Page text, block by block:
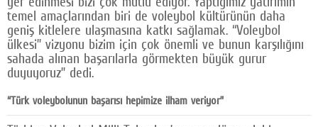
temel amaçlarından biri de voleybol kültürünün daha
geniş kitlelere ulaşmasına katkı sağlamak. “Voleybol
ülkesi” vizyonu bizim için çok önemli ve bunun karşılığını
sahada alınan başarılarla görmekten büyük gurur
duyuyoruz” dedi.
“Türk voleybolunun başarısı hepimize ilham veriyor”